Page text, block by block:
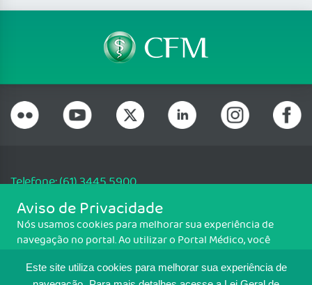
Este site utiliza cookies para melhorar sua experiência de
Telefone: (61) 3445 5900
Email: cfm@portalmedico.org.br
SGAS 616, Conjunto D, Lote 115, L2 Sul, Brasília/DF - CEP: 70200-760 -
CNPJ: 33.583.550/0001-30
Aviso de Privacidade
Nós usamos cookies para melhorar sua experiência de
navegação no portal. Ao utilizar o Portal Médico, você
Para ter mais informações sobre como isso é feito, acesse